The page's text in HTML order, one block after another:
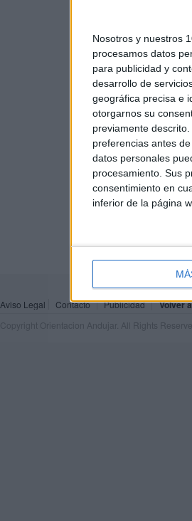
Nosotros y nuestros
procesamos datos
para publicidad y
desarrollo de
geográfica precisa e
otorgarnos su
previamente
preferencias antes
datos personales
procesamiento. Sus
consentimiento en
inferior de la página
Aviso Legal Contacto Publicidad Volver
Copyright Orientacion Andujar. All Rights